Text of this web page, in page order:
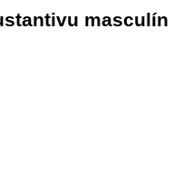
masculín